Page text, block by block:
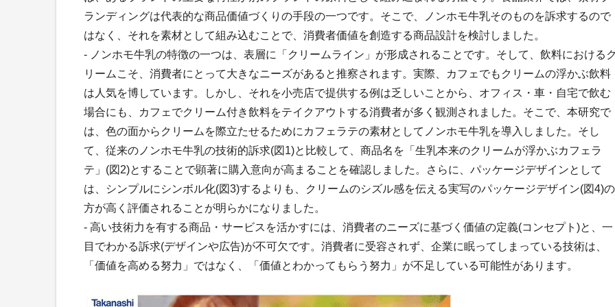
ランディングは代表的な商品価値づくりの手段の一つです。そこで、ノンホモ牛乳そのものを訴求するので
はなく、それを素材として組み込むことで、消費者価値を創造する商品設計を検討しました。
- ノンホモ牛乳の特徴の一つは、表層に「クリームライン」が形成されることです。そして、飲料における
リームこそ、消費者にとって大きなニーズがあると推察されます。実際、カフェでもクリームの浮かぶ飲料
は人気を博しています。しかし、それを小売店で提供する例は乏しいことから、オフィス・車・自宅で飲む
場合にも、カフェでクリーム付き飲料をテイクアウトする消費者が多く観測されました。そこで、本研究で
は、色の面からクリームを際立たせるためにカフェラテの素材としてノンホモ牛乳を導入しました。そし
て、従来のノンホモ牛乳の技術的訴求(図1)と比較して、商品名を「生乳本来のクリームが浮かぶカフェラ
テ」(図2)とすることで顕著に購入意向が高まることを確認しました。さらに、パッケージデザインとして
は、シンプルにシンボル化(図3)するよりも、クリームのシズル感を伝える実写のパッケージデザイン(図4)の
方が高く評価されることが明らかになりました。
- 高い技術力を有する商品・サービスを活かすには、消費者のニーズに基づく価値の定義(コンセプト)と、一
目でわかる訴求(デザインや広告)が不可欠です。消費者に受容されず、企業に眠ってしまっている技術は、
「価値を高める努力」ではなく、「価値とわかってもらう努力」が不足している可能性があります。